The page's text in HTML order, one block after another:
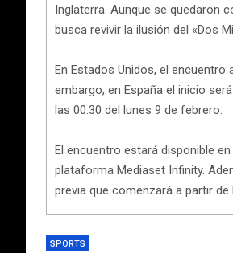
Inglaterra. Aunque se quedaron
busca revivir la ilusión del «Dos
En Estados Unidos, el encuentro
embargo, en España el inicio
las 00:30 del lunes 9 de febrero.
El encuentro estará disponible
plataforma Mediaset Infinity.
previa que comenzará a partir de
SPORTS